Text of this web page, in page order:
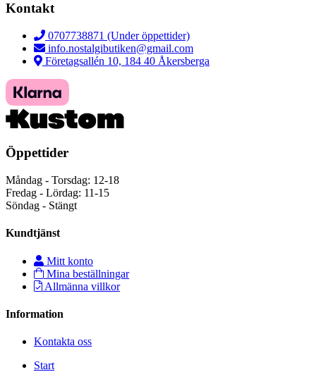
Kontakt
0707738871 (Under öppettider)
info.nostalgibutiken@gmail.com
Företagsallén 10, 184 40 Åkersberga
Öppettider
Måndag - Torsdag: 12-18
Fredag - Lördag: 11-15
Söndag - Stängt
Kundtjänst
Mitt konto
Mina beställningar
Allmänna villkor
Information
Kontakta oss
Start